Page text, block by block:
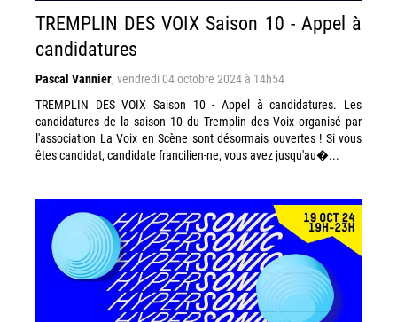
TREMPLIN DES VOIX Saison 10 - Appel à
candidatures
Pascal Vannier, vendredi 04 octobre 2024 à 14h54
TREMPLIN DES VOIX Saison 10 - Appel à candidatures. Les
candidatures de la saison 10 du Tremplin des Voix organisé par
l'association La Voix en Scène sont désormais ouvertes ! Si vous
êtes candidat, candidate francilien-ne, vous avez jusqu'au�...